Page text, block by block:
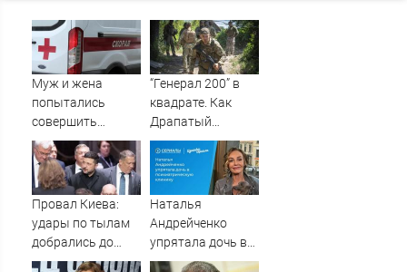
Муж и жена
попытались
совершить
суицид,
предупредив
оперативные
службы
“Генерал 200” в
квадрате. Как
Драпатый
переплюнул
Сырского
Провал Киева:
удары по тылам
добрались до
Зеленского
Наталья
Андрейченко
упрятала дочь в
психиатрическую